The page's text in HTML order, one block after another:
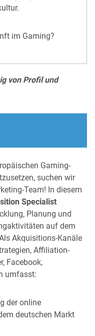
im Gaming?
von Profil und
Gaming-
suchen wir
Team! In diesem
Specialist
Planung und
auf dem
Akquisitions-Kanäle
Affiliation-
Facebook,
umfasst:
der online
deutschen Markt